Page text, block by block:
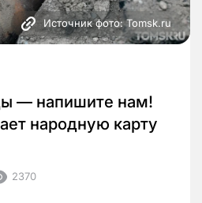
Источник фото: Tomsk.ru
— напишите нам!
народную карту
2370